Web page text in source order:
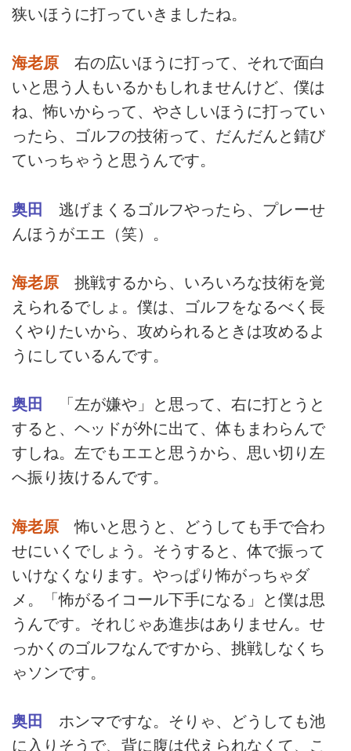
狭いほうに打っていきましたね。
海老原 右の広いほうに打って、それで面白
いと思う人もいるかもしれませんけど、僕は
ね、怖いからって、やさしいほうに打ってい
ったら、ゴルフの技術って、だんだんと錆び
ていっちゃうと思うんです。
奥田
逃げまくるゴルフやったら、プレーせ
んほうがエエ（笑）。
海老原 挑戦するから、いろいろな技術を覚
えられるでしょ。僕は、ゴルフをなるべく長
くやりたいから、攻められるときは攻めるよ
うにしているんです。
奥田
「左が嫌や」と思って、右に打とうと
すると、ヘッドが外に出て、体もまわらんで
すしね。左でもエエと思うから、思い切り左
へ振り抜けるんです。
海老原 怖いと思うと、どうしても手で合わ
せにいくでしょう。そうすると、体で振って
いけなくなります。やっぱり怖がっちゃダ
メ。「怖がるイコール下手になる」と僕は思
うんです。それじゃあ進歩はありません。せ
っかくのゴルフなんですから、挑戦しなくち
ゃソンです。
奥田
ホンマですな。そりゃ、どうしても池
に入りそうで、背に腹は代えられなくて、こ